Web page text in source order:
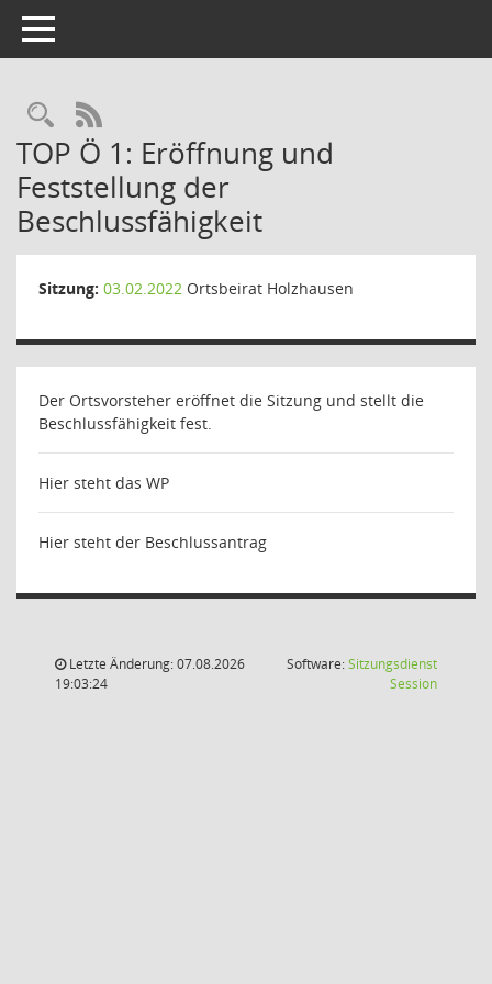
Toggle navigation
Rechercheauswahl
RSS-Feed
TOP Ö 1: Eröffnung und
Feststellung der
Beschlussfähigkeit
Sitzung: 03.02.2022 Ortsbeirat Holzhausen
Der Ortsvorsteher eröffnet die Sitzung und stellt die
Beschlussfähigkeit fest.
Hier steht das WP
Hier steht der Beschlussantrag
Letzte Änderung: 07.08.2026
19:03:24
Software:Sitzungsdienst
Session(Wird in